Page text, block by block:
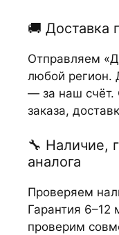
🚚 Доставка
Отправляем
любой регион.
— за наш счёт.
заказа,
🔧 Наличие,
аналога
Проверяем
Гарантия 6–12
проверим